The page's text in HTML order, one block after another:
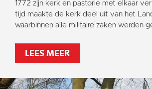
Steun ons
Contact
Vaktaal
1772 zijn kerk en pastorie met elkaar
tijd maakte de kerk deel uit van het
waarbinnen alle militaire zaken werden
LEES MEER